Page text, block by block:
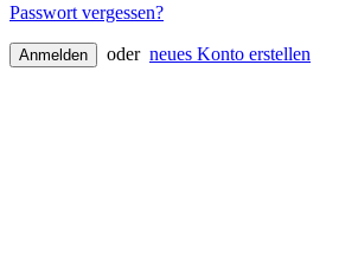
Passwort vergessen?
Anmelden oder neues Konto erstellen